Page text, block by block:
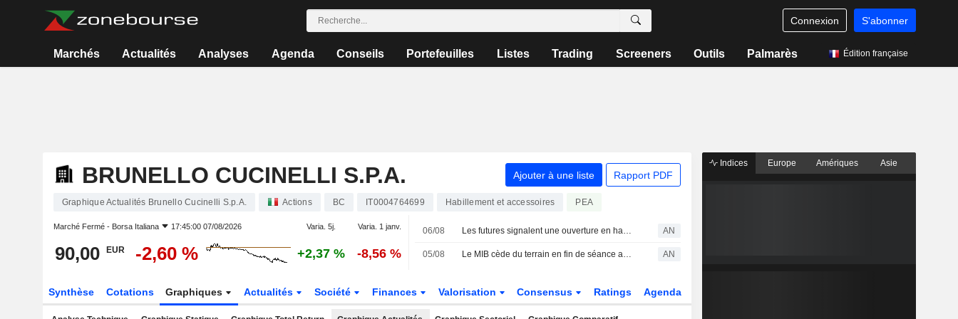
Connexion S'abonner
Marchés Actualités Analyses Agenda Conseils Portefeuilles Listes Trading Screeners Outils Palmarès Édition française
BRUNELLO CUCINELLI S.P.A. Ajouter à une liste Rapport PDF
Graphique Actualités Brunello Cucinelli S.p.A. Actions BC IT0004764699 Habillement et accessoires PEA
Marché Fermé - Borsa Italiana 17:45:00 07/08/2026 Varia. 5j. Varia. 1 janv.
90,00 EUR -2,60 % +2,37 % -8,56 %
06/08 Les futures signalent une ouverture en hausse pour les Bourses européennes AN
05/08 Le MIB cède du terrain en fin de séance après un record ; Cucinelli recherché AN
Synthèse Cotations Graphiques Actualités Société Finances Valorisation Consensus Ratings Agenda
Indices Europe Amériques Asie